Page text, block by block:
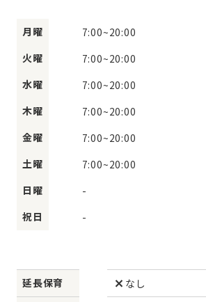
月曜 7:00~20:00
火曜
7:00~20:00
水曜
7:00~20:00
木曜
7:00~20:00
金曜
7:00~20:00
土曜
7:00~20:00
日曜
-
祝日
-
延長保育
なし